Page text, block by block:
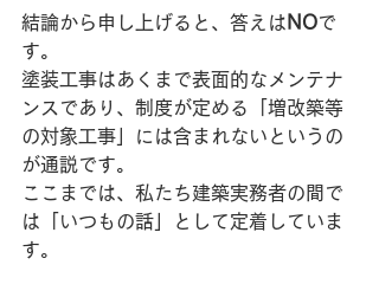
結論から申し上げると、答えは NOで
す。
塗装工事はあくまで表面的なメンテナ
ンスであり、制度が定める「増改築等
の対象工事」には含まれないというの
が通説です。
ここまでは、私たち建築実務者の間で
は「いつもの話」として定着していま
す。